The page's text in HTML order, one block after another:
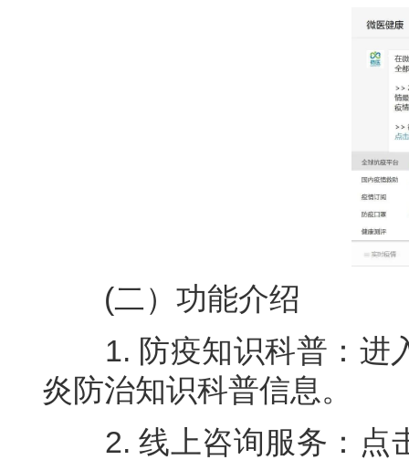
(二）功能介绍
1. 防疫知识科普：进
炎防治知识科普信息。
2. 线上咨询服务：点